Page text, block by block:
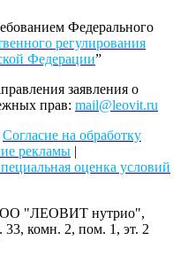
Федерального
регулирования
Федерации”
заявления о
прав: mail@leovit.ru
Согласие на обработку
рекламы |
оценка условий
"ЛЕОВИТ нутрио",
комн. 2, пом. 1, эт. 2